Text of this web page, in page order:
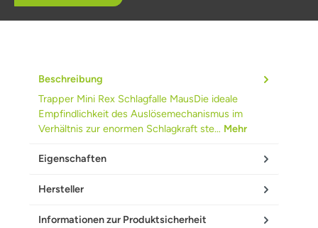
Beschreibung
Trapper Mini Rex Schlagfalle MausDie ideale
Empfindlichkeit des Auslösemechanismus im
Verhältnis zur enormen Schlagkraft ste… Mehr
Eigenschaften
Hersteller
Informationen zur Produktsicherheit